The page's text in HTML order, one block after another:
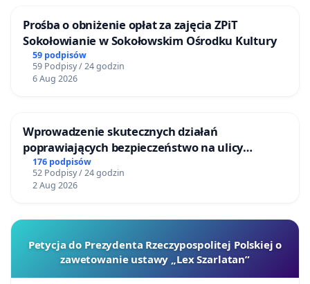
Prośba o obniżenie opłat za zajęcia ZPiT
Sokołowianie w Sokołowskim Ośrodku Kultury
59 podpisów
59 Podpisy / 24 godzin
6 Aug 2026
Wprowadzenie skutecznych działań
poprawiających bezpieczeństwo na ulicy
Żeromskiego w Otwocku
176 podpisów
52 Podpisy / 24 godzin
2 Aug 2026
Petycja do Prezydenta Rzeczypospolitej Polskiej o
zawetowanie ustawy „Lex Szarlatan”